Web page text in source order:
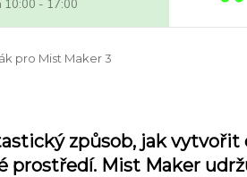
10:00 - 17:00
pro Mist Maker 3
způsob, jak vytvořit
prostředí. Mist Maker